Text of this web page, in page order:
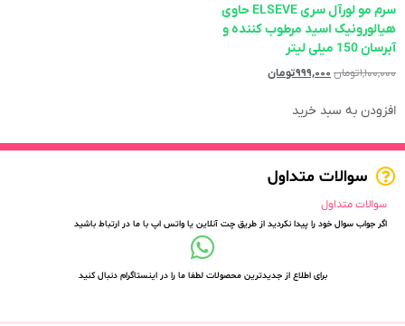
سرم مو لورآل سری ELSEVE حاوی
هیالورونیک اسید مرطوب کننده و
آبرسان 150 میلی لیتر
۱,۱۰۰,۰۰۰تومان ۹۹۹,۰۰۰تومان
افزودن به سبد خرید
سوالات متداول
سوالات متداول
اگر جواب سوال خود را پیدا نکردید از طریق چت آنلاین یا واتس اپ با ما در ارتباط باشید
برای اطلاع از جدیدترین محصولات لطفا ما را در اینستاگرام دنبال کنید